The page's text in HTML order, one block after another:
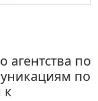
агентства по
по
к